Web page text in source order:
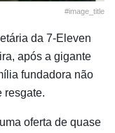
#image_title
da 7-Eleven
após a gigante
fundadora não
resgate.
oferta de quase